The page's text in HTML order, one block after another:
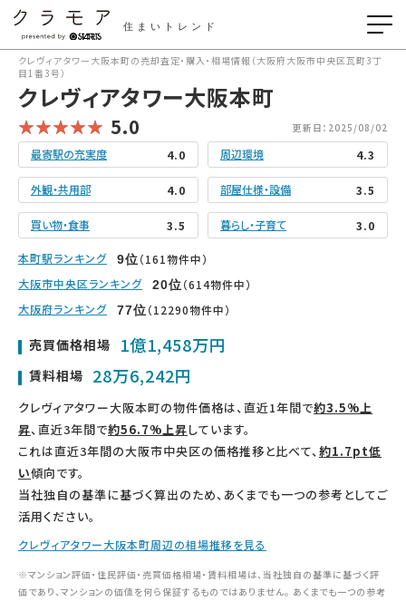
住まいトレンド
クレヴィアタワー大阪本町の売却査定・購入・相場情報（大阪府大阪市中央区瓦町3丁
目1番3号）
クレヴィアタワー大阪本町
5.0 更新日：2025/08/02
最寄駅の充実度 4.0 周辺環境 4.3
外観・共用部 4.0 部屋仕様・設備 3.5
買い物・食事 3.5 暮らし・子育て 3.0
本町駅ランキング 9位（161物件中）
大阪市中央区ランキング
20位（614物件中）
大阪府ランキング
77位（12290物件中）
売買価格相場 1億1,458万円
賃料相場 28万6,242円
クレヴィアタワー大阪本町の物件価格は、直近1年間で約3.5%上
昇、直近3年間で約56.7%上昇しています。
これは直近3年間の大阪市中央区の価格推移と比べて、約1.7pt低
い傾向です。
当社独自の基準に基づく算出のため、あくまでも一つの参考としてご
活用ください。
クレヴィアタワー大阪本町周辺の相場推移を見る
※マンション評価・住民評価・売買価格相場・賃料相場は、当社独自の基準に基づく評
価であり、マンションの価値を何ら保証するものではありません。 あくまでも一つの参考